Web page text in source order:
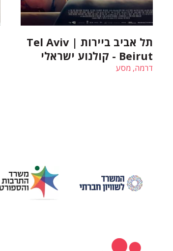
תל אביב ביירות | Tel Aviv
Beirut - קולנוע ישראלי
דרמה, מסע